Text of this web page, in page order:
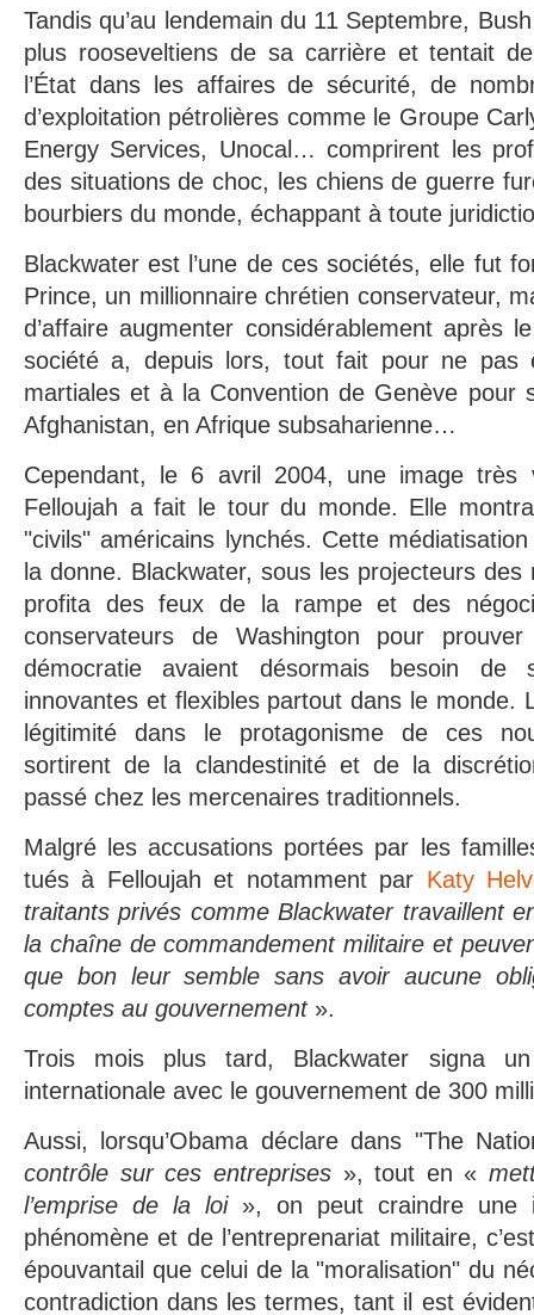
Tandis qu’au lendemain du 11 Septembre,
plus rooseveltiens de sa carrière et tentait
l’État dans les affaires de sécurité, de
d’exploitation pétrolières comme le Groupe
Energy Services, Unocal… comprirent les
des situations de choc, les chiens de guerre
bourbiers du monde, échappant à toute
Blackwater est l’une de ces sociétés, elle fut
Prince, un millionnaire chrétien conservateur,
d’affaire augmenter considérablement après
société a, depuis lors, tout fait pour ne pas
martiales et à la Convention de Genève pour
Afghanistan, en Afrique subsaharienne…
Cependant, le 6 avril 2004, une image très
Felloujah a fait le tour du monde. Elle
"civils" américains lynchés. Cette
la donne. Blackwater, sous les projecteurs des
profita des feux de la rampe et des
conservateurs de Washington pour
démocratie avaient désormais besoin de
innovantes et flexibles partout dans le monde.
légitimité dans le protagonisme de ces
sortirent de la clandestinité et de la
passé chez les mercenaires traditionnels.
Malgré les accusations portées par les
tués à Felloujah et notamment par Katy
traitants privés comme Blackwater travaillent
la chaîne de commandement militaire et
que bon leur semble sans avoir aucune
comptes au gouvernement ».
Trois mois plus tard, Blackwater signa
internationale avec le gouvernement de 300
Aussi, lorsqu’Obama déclare dans "The
contrôle sur ces entreprises», tout en «
l’emprise de la loi», on peut craindre une
phénomène et de l’entreprenariat militaire,
épouvantail que celui de la "moralisation" du
contradiction dans les termes, tant il est